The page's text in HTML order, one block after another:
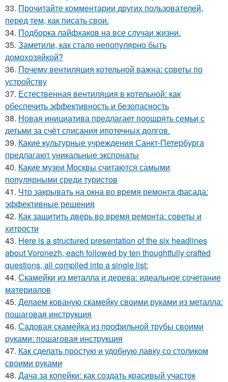
33. Прочитайте комментарии других пользователей,
перед тем, как писать свои.
34. Подборка лайфхаков на все случаи жизни.
35. Заметили, как стало непопулярно быть
домохозяйкой?
36. Почему вентиляция котельной важна: советы по
устройству
37. Естественная вентиляция в котельной: как
обеспечить эффективность и безопасность
38. Новая инициатива предлагает поощрять семьи с
детьми за счёт списания ипотечных долгов.
39. Какие культурные учреждения Санкт-Петербурга
предлагают уникальные экспонаты
40. Какие музеи Москвы считаются самыми
популярными среди туристов
41. Что закрывать на окна во время ремонта фасада:
эффективные решения
42. Как защитить дверь во время ремонта: советы и
хитрости
43. Here is a structured presentation of the six headlines
about Voronezh, each followed by ten thoughtfully crafted
questions, all compiled into a single list:
44. Скамейки из металла и дерева: идеальное сочетание
материалов
45. Делаем кованую скамейку своими руками из металла:
пошаговая инструкция
46. Садовая скамейка из профильной трубы своими
руками: пошаговая инструкция
47. Как сделать простую и удобную лавку со столиком
своими руками
48. Дача за копейки: как создать красивый участок